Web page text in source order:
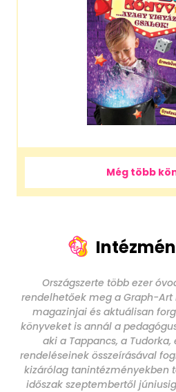
Még több
Országszerte több ezer
rendelhetőek meg a Graph-Art
magazinjai és aktuálisan
könyveket is annál a
aki a Tappancs, a
rendeléseinek összeírásával
kizárólag tanintézményekben
időszak szeptembertől